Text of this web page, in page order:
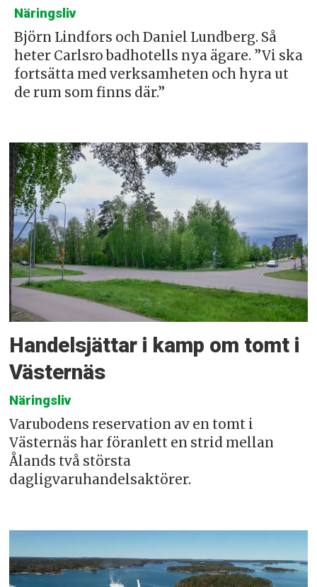
Näringsliv
Björn Lindfors och Daniel Lundberg. Så
heter Carlsro badhotells nya ägare. ”Vi ska
fortsätta med verksamheten och hyra ut
de rum som finns där.”
Handelsjättar i kamp om tomt i
Västernäs
Näringsliv
Varubodens reservation av en tomt i
Västernäs har föranlett en strid mellan
Ålands två största
dagligvaruhandelsaktörer.